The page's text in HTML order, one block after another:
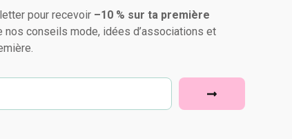
pour recevoir –10 % sur ta première
nos conseils mode, idées d’associations et